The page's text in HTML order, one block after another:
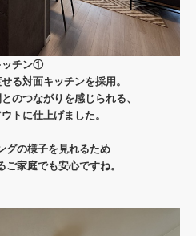
ッチン①
る対面キッチンを採用。
のつながりを感じられる、
トに仕上げました。
グの様子を見れるため
家庭でも安心ですね。